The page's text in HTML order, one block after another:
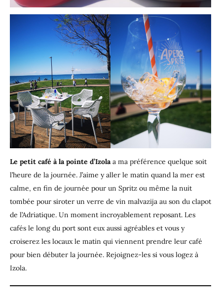
Le petit café à la pointe d’Izolaa ma préférence quelque soit
l’heure de la journée. J’aime y aller le matin quand la mer est
calme, en fin de journée pour un Spritz ou même la nuit
tombée pour siroter un verre de vin malvazija au son du clapot
de l’Adriatique. Un moment incroyablement reposant. Les
cafés le long du port sont eux aussi agréables et vous y
croiserez les locaux le matin qui viennent prendre leur café
pour bien débuter la journée. Rejoignez-les si vous logez à
Izola.